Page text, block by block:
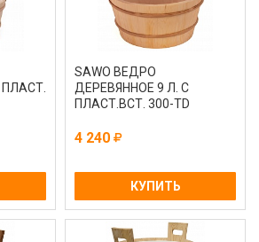
SAWO ВЕДРО
ДЕРЕВЯННОЕ 9 Л. С
ПЛАСТ.ВСТ. 300-ТD
4 240
КУПИТЬ